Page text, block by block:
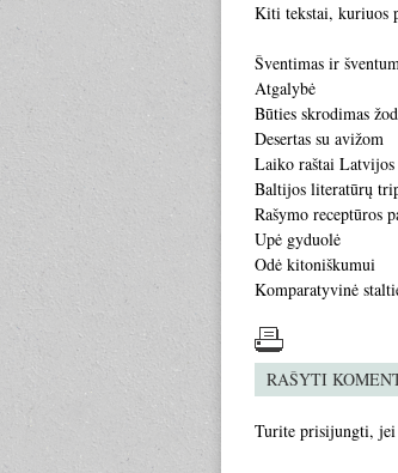
Kiti tekstai, kuriuos
Šventimas ir
Atgalybė
Būties skrodimas
Desertas su avižom
Laiko raštai
Baltijos literatūrų
Rašymo receptūros
Upė gyduolė
Odė kitoniškumui
Komparatyvinė
RAŠYTI
Turite prisijungti, jei